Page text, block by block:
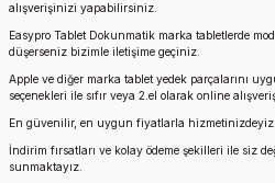
alışverişinizi yapabilirsiniz.
Easypro Tablet Dokunmatik marka tabletlerde
düşerseniz bizimle iletişime geçiniz.
Apple ve diğer marka tablet yedek parçalarını
seçenekleri ile sıfır veya 2.el olarak online
En güvenilir, en uygun fiyatlarla hizmetinizdeyiz.
İndirim fırsatları ve kolay ödeme şekilleri ile siz
sunmaktayız.